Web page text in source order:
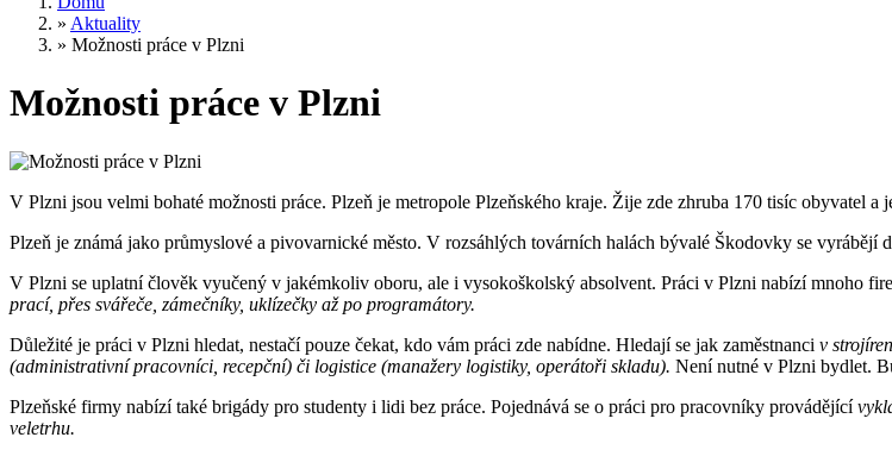
» Aktuality
» Možnosti práce v Plzni
Možnosti práce v Plzni
V Plzni jsou velmi bohaté možnosti práce. Plzeň je metropole Plzeňského kraje. Žije zde zhruba 170 tisíc obyvatel
Plzeň je známá jako průmyslové a pivovarnické město. V rozsáhlých továrních halách bývalé Škodovky se vyrábějí
V Plzni se uplatní člověk vyučený v jakémkoliv oboru, ale i vysokoškolský absolvent. Práci v Plzni nabízí mnoho
prací, přes svářeče, zámečníky, uklízečky až po programátory.
Důležité je práci v Plzni hledat, nestačí pouze čekat, kdo vám práci zde nabídne. Hledají se jak zaměstnanci v
(administrativní pracovníci, recepční) či logistice (manažery logistiky, operátoři skladu). Není nutné v Plzni bydlet.
Plzeňské firmy nabízí také brigády pro studenty i lidi bez práce. Pojednává se o práci pro pracovníky provádějící
veletrhu.